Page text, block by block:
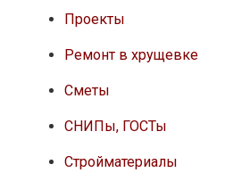
Проекты
Ремонт в хрущевке
Сметы
СНИПы, ГОСТы
Стройматериалы